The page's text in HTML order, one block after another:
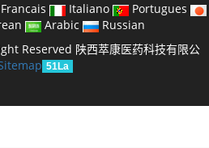
Francais Italiano
Portugues
Arabic
Russian
Reserved 陕西萃康医药科技有限公
51La